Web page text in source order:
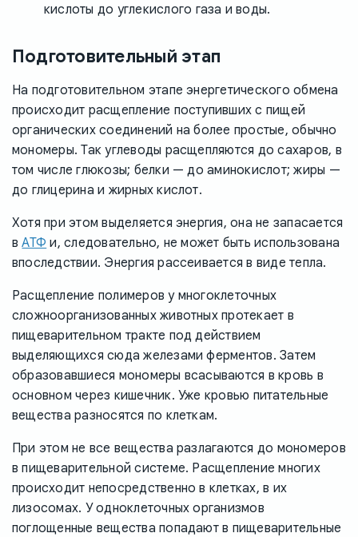
кислоты до углекислого газа и воды.
Подготовительный этап
На подготовительном этапе энергетического обмена
происходит расщепление поступивших с пищей
органических соединений на более простые, обычно
мономеры. Так углеводы расщепляются до сахаров, в
том числе глюкозы; белки — до аминокислот; жиры —
до глицерина и жирных кислот.
Хотя при этом выделяется энергия, она не запасается
вАТФ и, следовательно, не может быть использована
впоследствии. Энергия рассеивается в виде тепла.
Расщепление полимеров у многоклеточных
сложноорганизованных животных протекает в
пищеварительном тракте под действием
выделяющихся сюда железами ферментов. Затем
образовавшиеся мономеры всасываются в кровь в
основном через кишечник. Уже кровью питательные
вещества разносятся по клеткам.
При этом не все вещества разлагаются до мономеров
в пищеварительной системе. Расщепление многих
происходит непосредственно в клетках, в их
лизосомах. У одноклеточных организмов
поглощенные вещества попадают в пищеварительные